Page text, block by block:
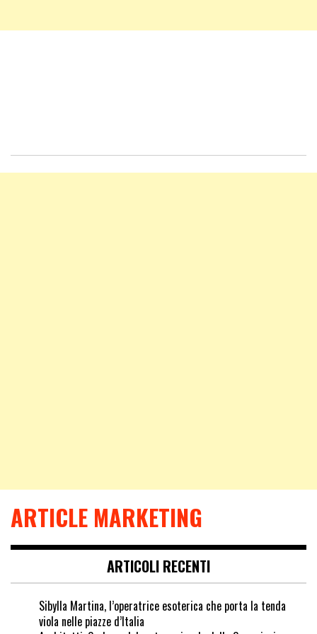
ARTICLE MARKETING
ARTICOLI RECENTI
Sibylla Martina, l’operatrice esoterica che porta la tenda
viola nelle piazze d’Italia